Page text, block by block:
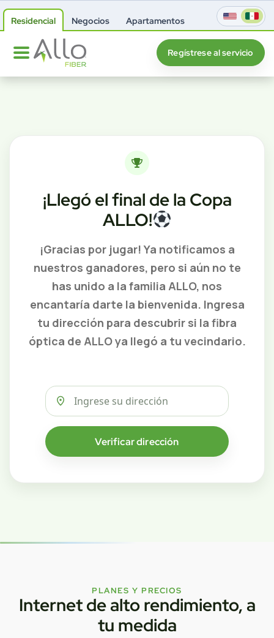
Residencial Negocios Apartamentos
Regístrese al servicio
¡Llegó el final de la Copa
ALLO!
¡Gracias por jugar! Ya notificamos a
nuestros ganadores, pero si aún no te
has unido a la familia ALLO, nos
encantaría darte la bienvenida. Ingresa
tu dirección para descubrir si la fibra
óptica de ALLO ya llegó a tu vecindario.
Verificar dirección
PLANES Y PRECIOS
Internet de alto rendimiento, a
tu medida